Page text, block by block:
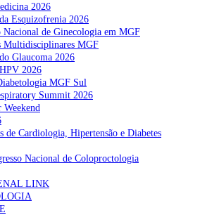
2026
Esquizofrenia 2026
Nacional de Ginecologia em MGF
Multidisciplinares MGF
Glaucoma 2026
2026
MGF Sul
Summit 2026
Weekend
de Cardiologia, Hipertensão e Diabetes
Nacional de Coloproctologia
LINK